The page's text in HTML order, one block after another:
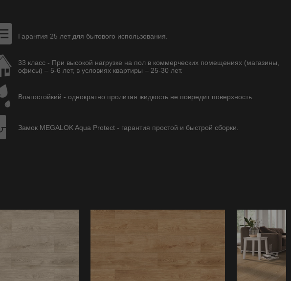
Гарантия 25 лет для бытового использования.
33 класс - При высокой нагрузке на пол в коммерческих помещениях (магазины,
офисы) – 5-6 лет, в условиях квартиры – 25-30 лет.
Влагостойкий - однократно пролитая жидкость не повредит поверхность.
Замок MEGALOK Aqua Protect - гарантия простой и быстрой сборки.